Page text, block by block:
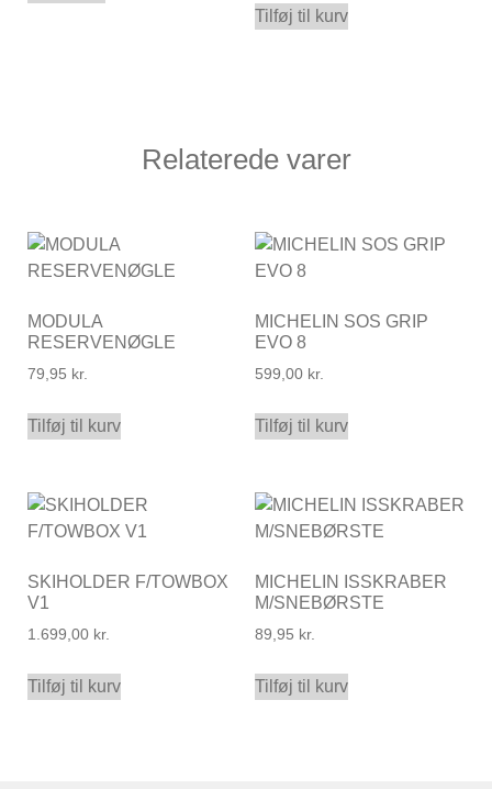
Tilføj til kurv
Relaterede varer
MODULA
RESERVENØGLE
79,95 kr.
Tilføj til kurv
MICHELIN SOS GRIP
EVO 8
599,00 kr.
Tilføj til kurv
SKIHOLDER F/TOWBOX
V1
1.699,00 kr.
Tilføj til kurv
MICHELIN ISSKRABER
M/SNEBØRSTE
89,95 kr.
Tilføj til kurv